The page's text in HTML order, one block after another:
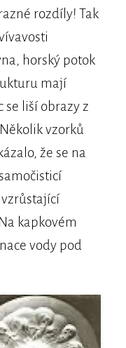
rozdíly! Tak
horský potok
mají
se liší obrazy z
vzorků
že se na
vzrůstající
kapkovém
vody pod